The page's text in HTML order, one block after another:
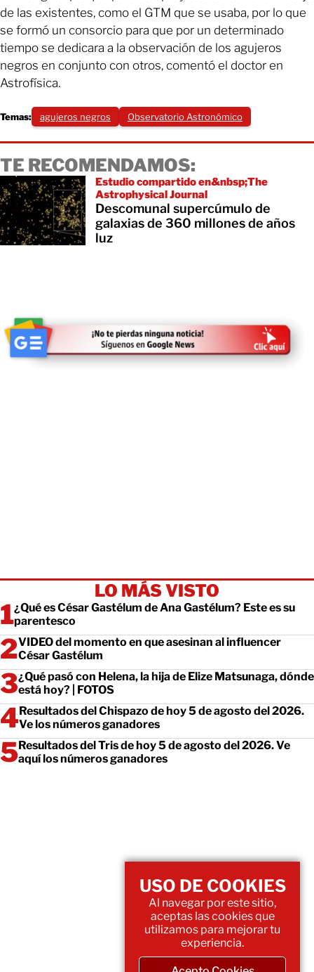
de las existentes, como el GTM que se usaba, por lo que
se formó un consorcio para que por un determinado
tiempo se dedicara a la observación de los agujeros
negros en conjunto con otros, comentó el doctor en
Astrofísica.
Temas: agujeros negros Observatorio Astronómico
TE RECOMENDAMOS:
Estudio compartido en&nbsp;The
Astrophysical Journal
Descomunal supercúmulo de
galaxias de 360 millones de años
luz
LO MÁS VISTO
¿Qué es César Gastélum de Ana Gastélum? Este es su
parentesco
VIDEO del momento en que asesinan al influencer
César Gastélum
¿Qué pasó con Helena, la hija de Elize Matsunaga, dónde
está hoy? | FOTOS
Resultados del Chispazo de hoy 5 de agosto del 2026.
Ve los números ganadores
Resultados del Tris de hoy 5 de agosto del 2026. Ve
aquí los números ganadores
USO DE COOKIES
Al navegar por este sitio,
aceptas las cookies que
utilizamos para mejorar tu
experiencia.